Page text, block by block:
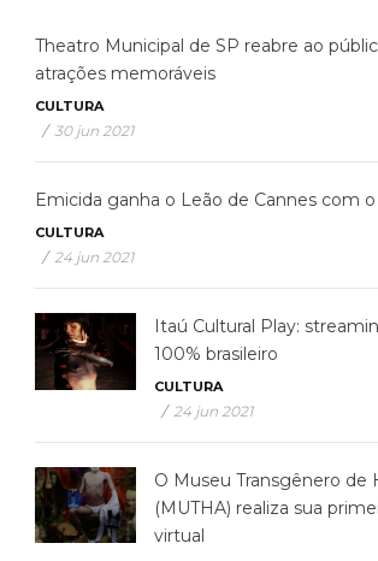
Theatro Municipal de SP reabre ao
atrações memoráveis
CULTURA
/ 30 jun 2021
Emicida ganha o Leão de Cannes com o
CULTURA
/ 24 jun 2021
Itaú Cultural Play:
100% brasileiro
CULTURA
/ 24 jun 2021
O Museu Transgênero de
(MUTHA) realiza sua
virtual